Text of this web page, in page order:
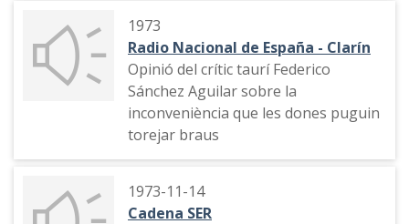
1973
Radio Nacional de España - Clarín
Opinió del crític taurí Federico
Sánchez Aguilar sobre la
inconveniència que les dones puguin
torejar braus
1973-11-14
Cadena SER